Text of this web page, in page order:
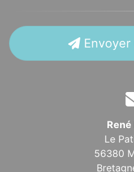
Envoyer
Le
56380